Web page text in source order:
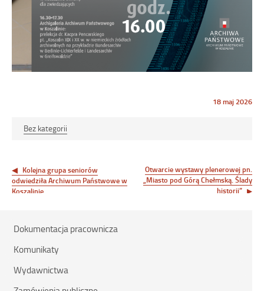
Opublikowano
18 maj 2026
Bez kategorii
wpisu
Kolejna grupa seniorów
odwiedziła Archiwum Państwowe w
Koszalinie
Otwarcie wystawy plenerowej pn.
„Miasto pod Górą Chełmską. Ślady
historii”
Dokumentacja pracownicza
Komunikaty
Wydawnictwa